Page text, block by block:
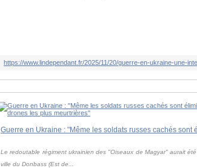
Le redoutable régiment ukrainien des "Oiseaux de Magyar" aurait
ville du Donbass (Est de...